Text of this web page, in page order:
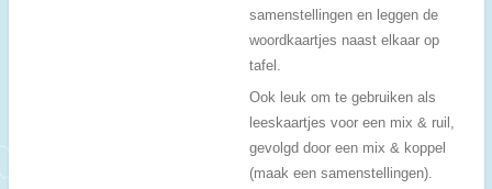
samenstellingen en leggen de
woordkaartjes naast elkaar op
tafel.
Ook leuk om te gebruiken als
leeskaartjes voor een mix & ruil,
gevolgd door een mix & koppel
(maak een samenstellingen).